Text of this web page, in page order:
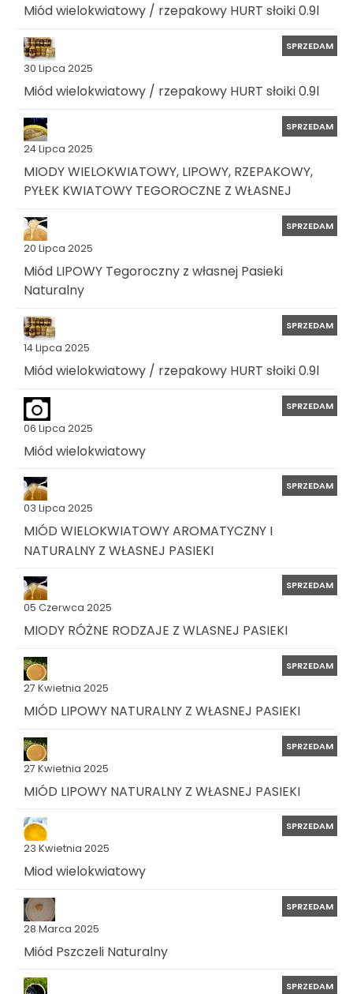
Miód wielokwiatowy / rzepakowy HURT słoiki 0.9l
30 Lipca 2025
SPRZEDAM
Miód wielokwiatowy / rzepakowy HURT słoiki 0.9l
24 Lipca 2025
SPRZEDAM
MIODY WIELOKWIATOWY, LIPOWY, RZEPAKOWY,
PYŁEK KWIATOWY TEGOROCZNE Z WŁASNEJ
20 Lipca 2025
SPRZEDAM
Miód LIPOWY Tegoroczny z własnej Pasieki
Naturalny
14 Lipca 2025
SPRZEDAM
Miód wielokwiatowy / rzepakowy HURT słoiki 0.9l
06 Lipca 2025
SPRZEDAM
Miód wielokwiatowy
03 Lipca 2025
SPRZEDAM
MIÓD WIELOKWIATOWY AROMATYCZNY I
NATURALNY Z WŁASNEJ PASIEKI
05 Czerwca 2025
SPRZEDAM
MIODY RÓŻNE RODZAJE Z WLASNEJ PASIEKI
27 Kwietnia 2025
SPRZEDAM
MIÓD LIPOWY NATURALNY Z WŁASNEJ PASIEKI
27 Kwietnia 2025
SPRZEDAM
MIÓD LIPOWY NATURALNY Z WŁASNEJ PASIEKI
23 Kwietnia 2025
SPRZEDAM
Miod wielokwiatowy
28 Marca 2025
SPRZEDAM
Miód Pszczeli Naturalny
SPRZEDAM